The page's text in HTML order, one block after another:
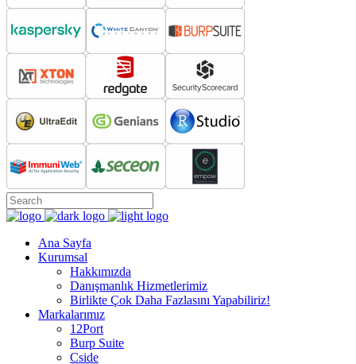
Ana Sayfa
Kurumsal
Hakkımızda
Danışmanlık Hizmetlerimiz
Birlikte Çok Daha Fazlasını Yapabiliriz!
Markalarımız
12Port
Burp Suite
Cside